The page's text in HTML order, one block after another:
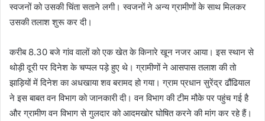
स्वजनों को उसकी चिंता सताने लगी। स्वजनों ने अन्य ग्रामीणों के साथ मिलकर
उसकी तलाश शुरू कर दी।
करीब 8.30 बजे गांव वालों को एक खेत के किनारे खून नजर आया। इस स्थान से
थोड़ी दूरी पर दिनेश के चप्पल पड़े हुए थे। ग्रामीणों ने आसपास तलाश की तो
झाड़ियों में दिनेश का अधखाया शव बरामद हो गया। ग्राम प्रधान सुरेंद्र ढौंढियाल
ने इस बाबत वन विभाग को जानकारी दी। वन विभाग की टीम मौके पर पहुंच गई है
और ग्रामीण वन विभाग से गुलदार को आदमखोर घोषित करने की मांग कर रहे हैं।